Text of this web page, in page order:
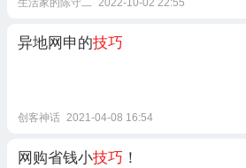
异地网申的技巧
创客神话 2021-04-08 16:54
网购省钱小技巧 ！